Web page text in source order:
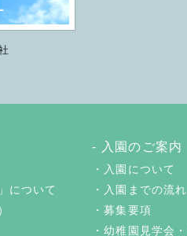
について
入園のご案内
入園について
入園までの流れ
募集要項
幼稚園見学会